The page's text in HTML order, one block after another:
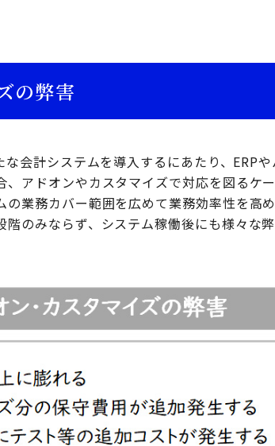
の弊害
会計システムを導入するにあたり、ERP
アドオンやカスタマイズで対応を図るケ
業務カバー範囲を広めて業務効率性を高
のみならず、システム稼働後にも様々な